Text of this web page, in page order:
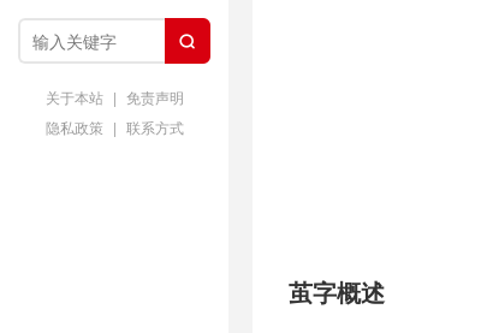

关于本站 | 免责声明
隐私政策 | 联系方式
茧字概述